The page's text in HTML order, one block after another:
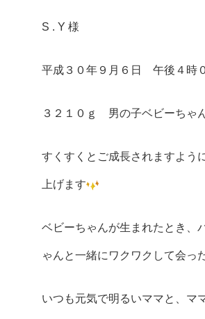
S . Y 様
平成３０年９月６日 午後４時
３２１０ｇ 男の子ベビーちゃ
すくすくとご成長されますよう
上げます
ベビーちゃんが生まれたとき、
ゃんと一緒にワクワクして会っ
いつも元気で明るいママと、マ